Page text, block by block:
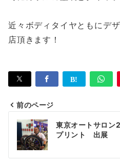
近々ボディタイヤともにデ
店頂きます！
投
稿
ナ
前のページ
東京オートサロ
プリント 出展